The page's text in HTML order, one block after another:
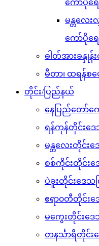
ကော်ပိုရေ
မန္တလေး
ကော်ပိုရေ
ဓါတ်အားခနှုန်
မီတာ၊ ထရန်စဖ
တိုင်း/ပြည်နယ်
နေပြည်တော်က
ရန်ကုန်တိုင်းဒေ
မန္တလေးတိုင်းဒ
စစ်ကိုင်းတိုင်းဒ
ပဲခူးတိုင်းဒေသ
ဧရာ၀တီတိုင်းဒ
မကွေးတိုင်းဒေ
တနင်္သာရီတိုင်း